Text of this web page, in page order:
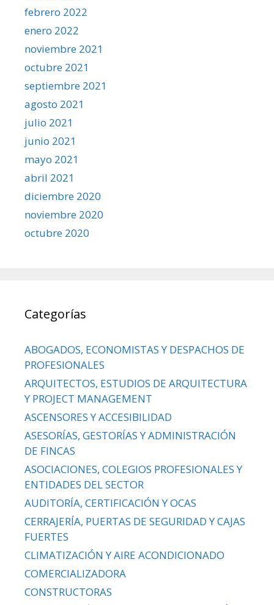
febrero 2022
enero 2022
noviembre 2021
octubre 2021
septiembre 2021
agosto 2021
julio 2021
junio 2021
mayo 2021
abril 2021
diciembre 2020
noviembre 2020
octubre 2020
Categorías
ABOGADOS, ECONOMISTAS Y DESPACHOS DE
PROFESIONALES
ARQUITECTOS, ESTUDIOS DE ARQUITECTURA
Y PROJECT MANAGEMENT
ASCENSORES Y ACCESIBILIDAD
ASESORÍAS, GESTORÍAS Y ADMINISTRACIÓN
DE FINCAS
ASOCIACIONES, COLEGIOS PROFESIONALES Y
ENTIDADES DEL SECTOR
AUDITORÍA, CERTIFICACIÓN Y OCAS
CERRAJERÍA, PUERTAS DE SEGURIDAD Y CAJAS
FUERTES
CLIMATIZACIÓN Y AIRE ACONDICIONADO
COMERCIALIZADORA
CONSTRUCTORAS